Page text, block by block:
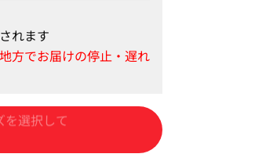
れます
れる